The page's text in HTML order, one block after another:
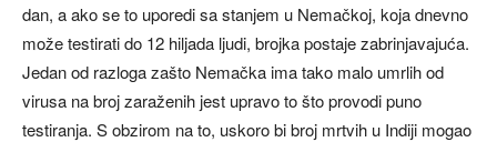
dan, a ako se to uporedi sa stanjem u Nemačkoj, koja dnevno
može testirati do 12 hiljada ljudi, brojka postaje zabrinjavajuća.
Jedan od razloga zašto Nemačka ima tako malo umrlih od
virusa na broj zaraženih jest upravo to što provodi puno
testiranja. S obzirom na to, uskoro bi broj mrtvih u Indiji mogao